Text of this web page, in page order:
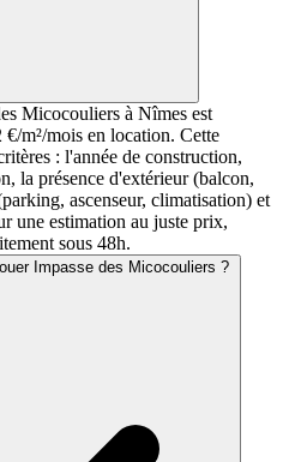
Micocouliers à Nîmes est
m²/mois en location. Cette
: l'année de construction,
la présence d'extérieur (balcon,
ascenseur, climatisation) et
une estimation au juste prix,
sous 48h.
Impasse des Micocouliers ?